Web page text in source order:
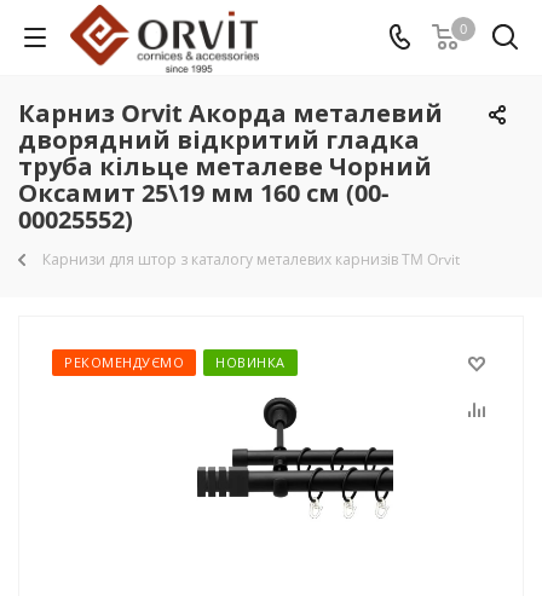
0
Карниз Orvit Акорда металевий
дворядний відкритий гладка
труба кільце металеве Чорний
Оксамит 25\19 мм 160 см (00-
00025552)
Карнизи для штор з каталогу металевих карнизів TM Orvit
РЕКОМЕНДУЄМО НОВИНКА